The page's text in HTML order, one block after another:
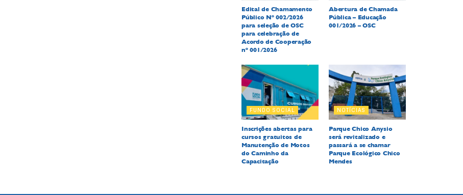
Edital de Chamamento
Público Nº 002/2026
para seleção de OSC
para celebração de
Acordo de Cooperação
nº 001/2026
Abertura de Chamada
Pública – Educação
001/2026 – OSC
FUNDO SOCIAL
Inscrições abertas para
cursos gratuitos de
Manutenção de Motos
do Caminho da
Capacitação
NOTÍCIAS
Parque Chico Anysio
será revitalizado e
passará a se chamar
Parque Ecológico Chico
Mendes